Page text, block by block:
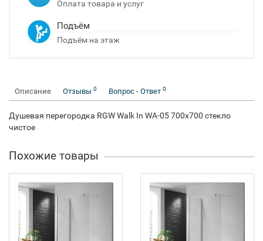
Оплата товара и услуг
Подъём
Подъём на этаж
Описание Отзывы 0 Вопрос - Ответ 0
Душевая перегородка RGW Walk In WA-05 700x700 стекло
чистое
Похожие товары